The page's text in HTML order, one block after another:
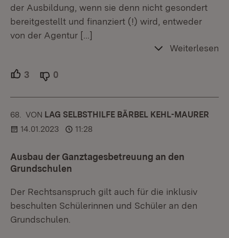
der Ausbildung, wenn sie denn nicht gesondert
bereitgestellt und finanziert (!) wird, entweder
von der Agentur […]
Weiterlesen
3 Unterstützer.
0
68. KOMMENTAR
VON :LAG SELBSTHILFE BÄRBEL KEHL-MAURER
14.01.2023
11:28
Ausbau der Ganztagesbetreuung an den
Grundschulen
Der Rechtsanspruch gilt auch für die inklusiv
beschulten Schülerinnen und Schüler an den
Grundschulen.